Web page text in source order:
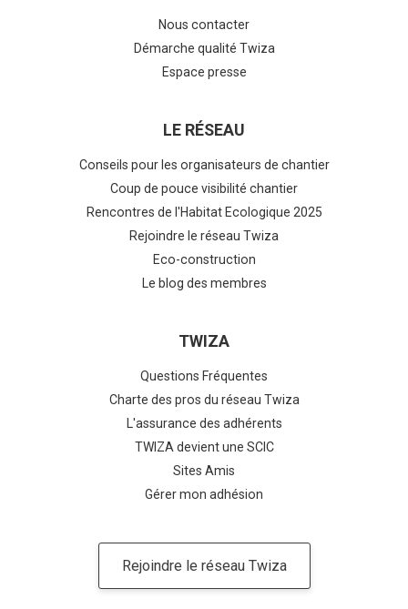
Nous contacter
Démarche qualité Twiza
Espace presse
LE RÉSEAU
Conseils pour les organisateurs de chantier
Coup de pouce visibilité chantier
Rencontres de l'Habitat Ecologique 2025
Rejoindre le réseau Twiza
Eco-construction
Le blog des membres
TWIZA
Questions Fréquentes
Charte des pros du réseau Twiza
L'assurance des adhérents
TWIZA devient une SCIC
Sites Amis
Gérer mon adhésion
Rejoindre le réseau Twiza